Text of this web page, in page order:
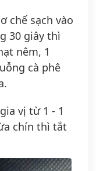
chế sạch vào
30 giây thì
nêm, 1
cà phê
vị từ 1 - 1
chín thì tắt